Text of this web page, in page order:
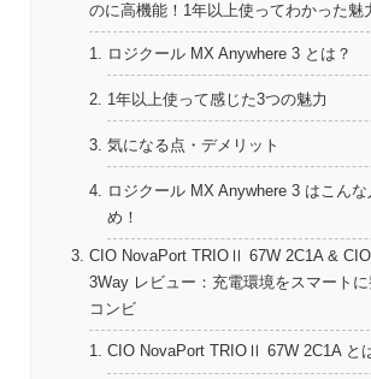
のに高機能！1年以上使ってわかった魅
ロジクール MX Anywhere 3 とは？
1年以上使って感じた3つの魅力
気になる点・デメリット
ロジクール MX Anywhere 3 はこん
め！
CIO NovaPort TRIOⅡ 67W 2C1A &
3Way レビュー：充電環境をスマート
コンビ
CIO NovaPort TRIOⅡ 67W 2C1A と